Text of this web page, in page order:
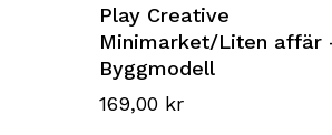
Play Creative
Minimarket/Liten affär
Byggmodell
169,00 kr